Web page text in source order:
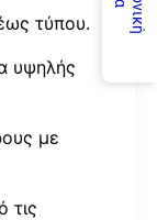
τύπου.
υψηλής
με
τις